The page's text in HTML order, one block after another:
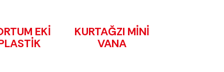
EKİ
KURTAĞZI MİNİ
VANA